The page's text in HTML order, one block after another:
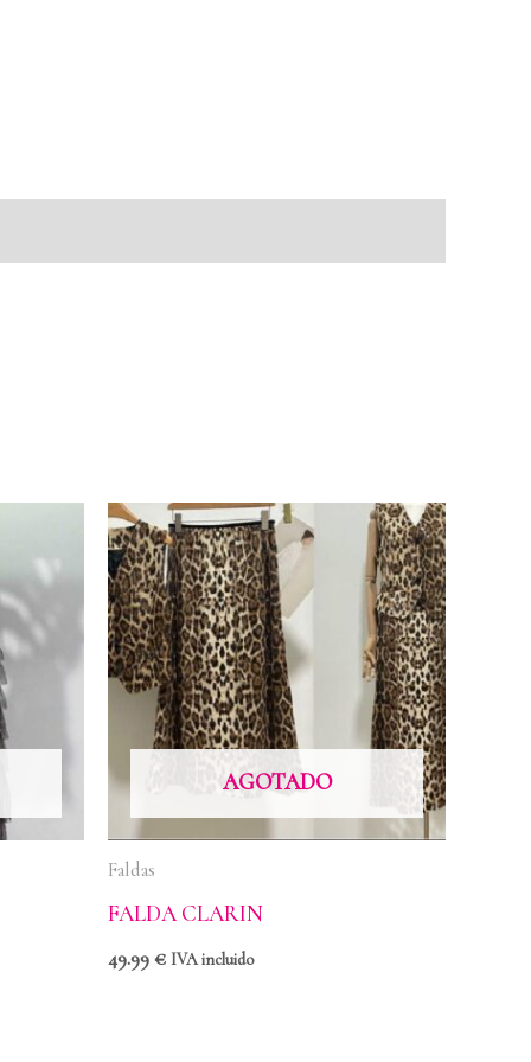
AGOTADO
Faldas
FALDA CLARIN
49.99€ IVA incluido